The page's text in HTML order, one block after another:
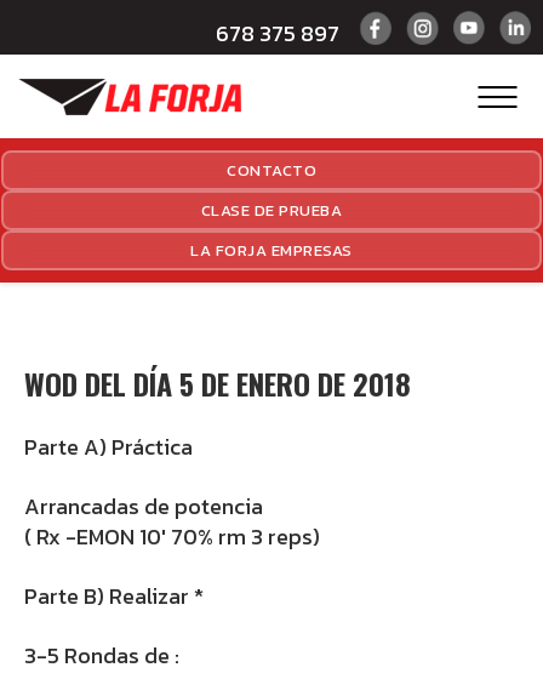
678 375 897
CONTACTO
CLASE DE PRUEBA
LA FORJA EMPRESAS
WOD DEL DÍA 5 DE ENERO DE 2018
Parte A) Práctica
Arrancadas de potencia
( Rx -EMON 10′ 70% rm 3 reps)
Parte B) Realizar *
3-5 Rondas de :